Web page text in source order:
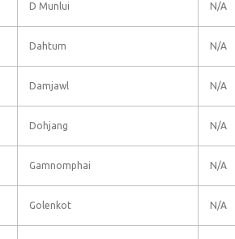
D Munlui N/A
Dahtum N/A
Damjawl N/A
Dohjang N/A
Gamnomphai N/A
Golenkot N/A